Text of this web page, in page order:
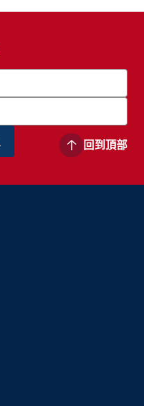
回到頂部